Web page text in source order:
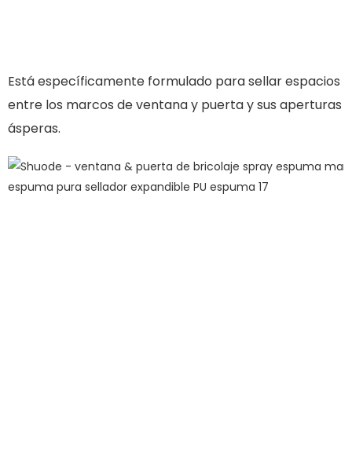
Está específicamente formulado para sellar espacios
entre los marcos de ventana y puerta y sus aperturas
ásperas.